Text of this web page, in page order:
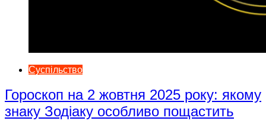
Суспільство
Гороскоп на 2 жовтня 2025 року: якому
знаку Зодіаку особливо пощастить